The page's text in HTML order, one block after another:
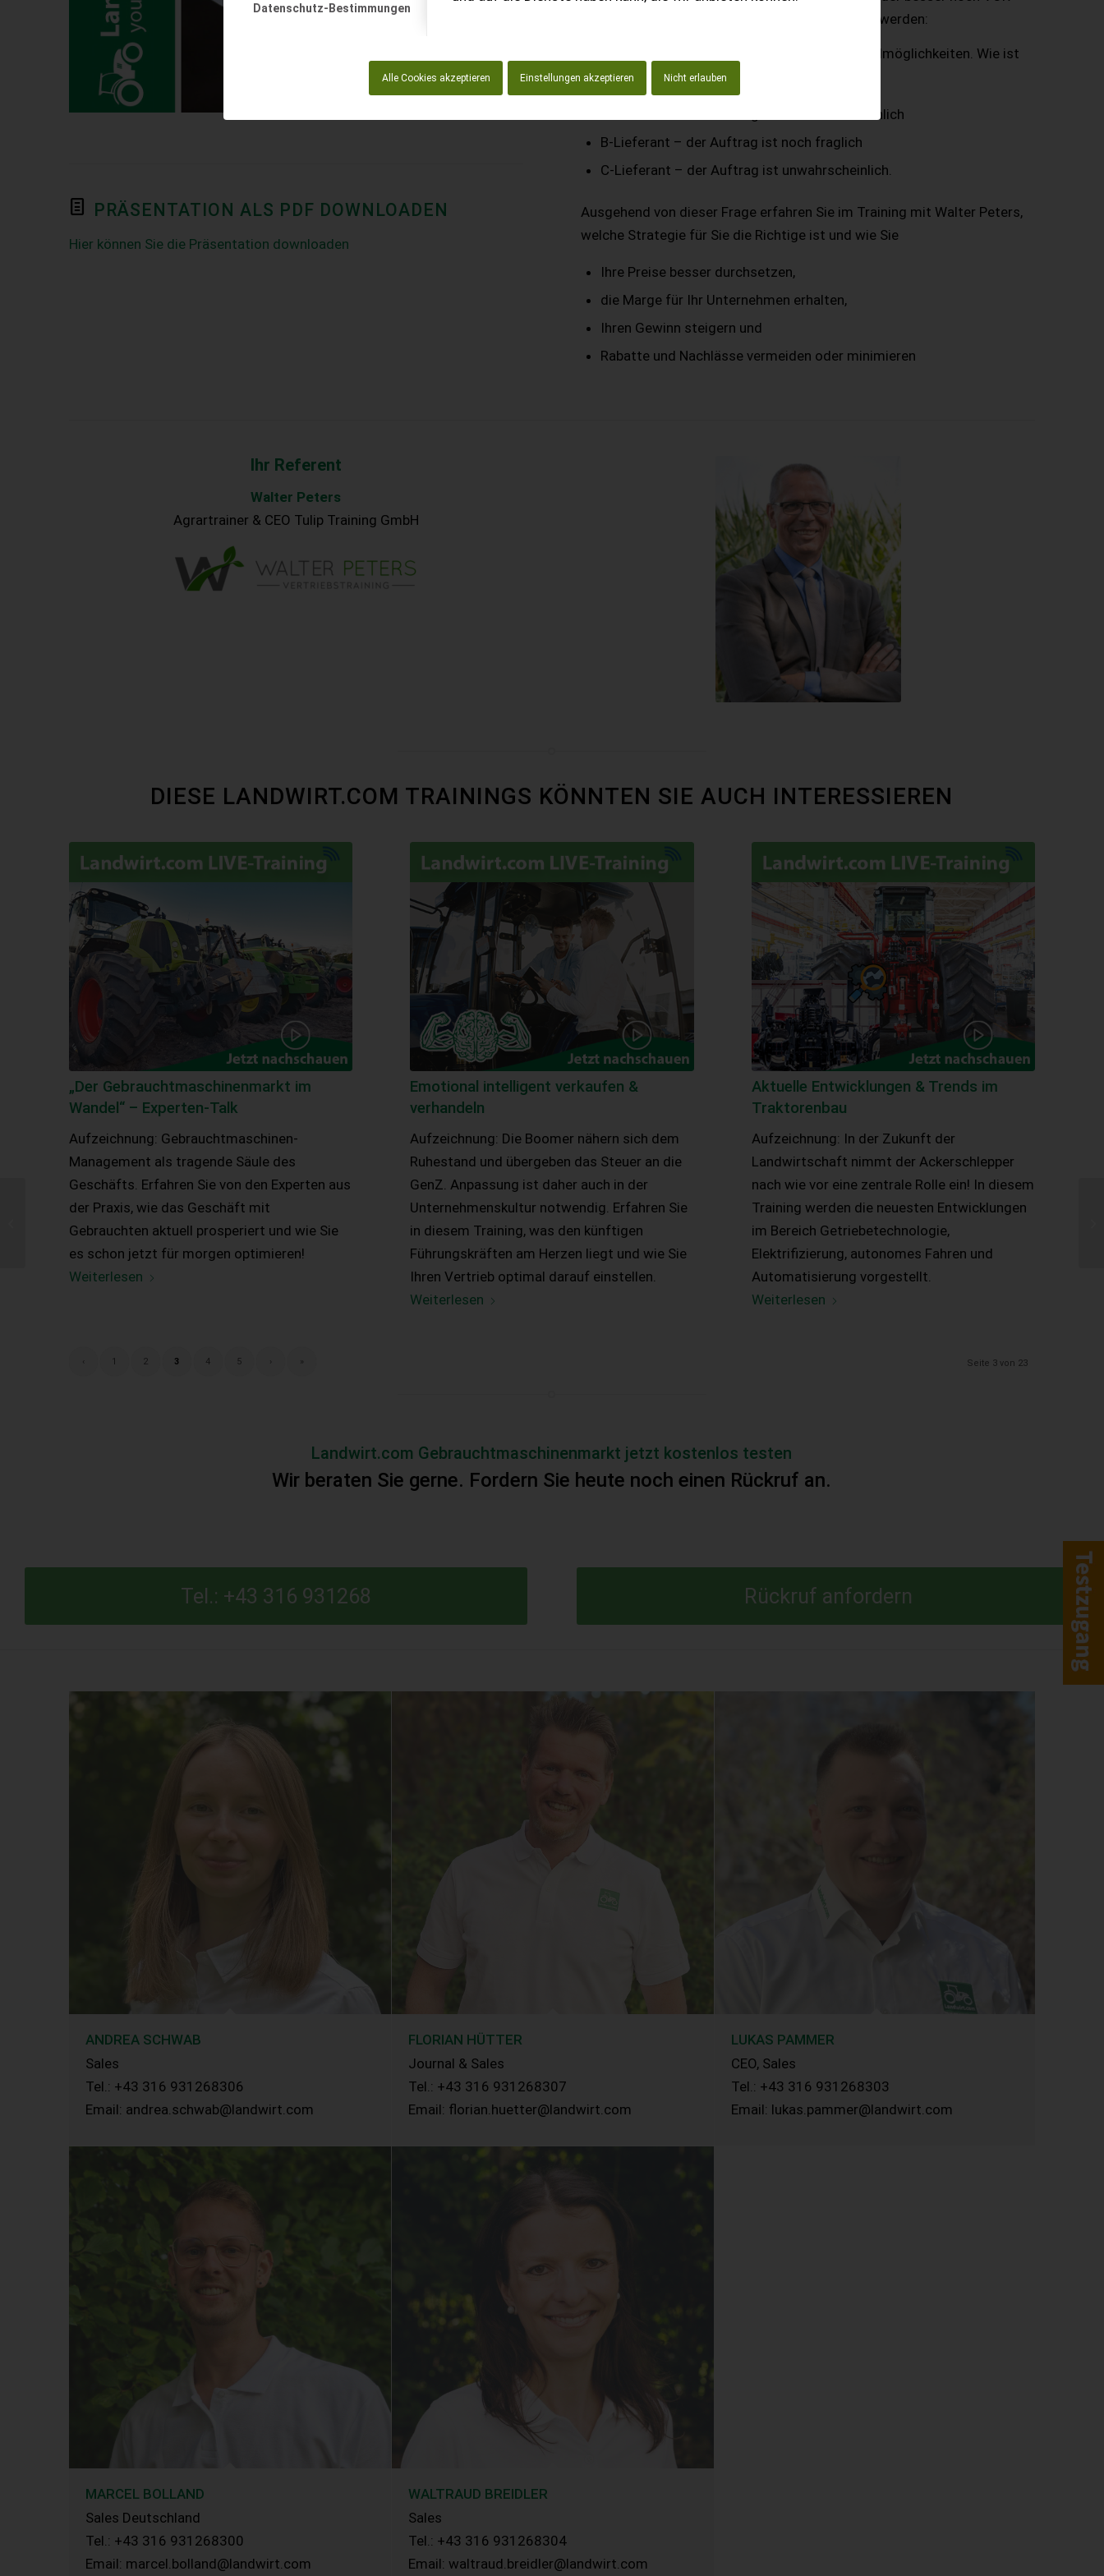
Datenschutz-Bestimmungen
Alle Cookies akzeptieren Einstellungen akzeptieren Nicht erlauben
PRÄSENTATION ALS PDF DOWNLOADEN
Hier können Sie die Präsentation downloaden
einer solchen Situation über einige Dinge klar zu werden:
Der Kunde hat für jeden Bedarf mehrere Auswahlmöglichkeiten. Wie ist
Ihre Position?
A-Lieferant – der Auftrag ist sehr wahrscheinlich
B-Lieferant – der Auftrag ist noch fraglich
C-Lieferant – der Auftrag ist unwahrscheinlich.
Ausgehend von dieser Frage erfahren Sie im Training mit Walter Peters,
welche Strategie für Sie die Richtige ist und wie Sie
Ihre Preise besser durchsetzen,
die Marge für Ihr Unternehmen erhalten,
Ihren Gewinn steigern und
Rabatte und Nachlässe vermeiden oder minimieren
Ihr Referent
Walter Peters
Agrartrainer & CEO Tulip Training GmbH
DIESE LANDWIRT.COM TRAININGS KÖNNTEN SIE AUCH INTERESSIEREN
„Der Gebraucht­maschinen­markt im
Wandel“ – Experten-Talk
Aufzeichnung: Gebraucht­maschinen-
Management als tragende Säule des
Geschäfts. Erfahren Sie von den Experten aus
der Praxis, wie das Geschäft mit
Gebrauchten aktuell prosperiert und wie Sie
es schon jetzt für morgen optimieren!
Weiterlesen
Emotional intelligent verkaufen &
verhandeln
Aufzeichnung: Die Boomer nähern sich dem
Ruhestand und übergeben das Steuer an die
GenZ. Anpassung ist daher auch in der
Unternehmenskultur notwendig. Erfahren Sie
in diesem Training, was den künftigen
Führungskräften am Herzen liegt und wie Sie
Ihren Vertrieb optimal darauf einstellen.
Weiterlesen
Aktuelle Entwicklungen & Trends im
Traktorenbau
Aufzeichnung: In der Zukunft der
Landwirtschaft nimmt der Ackerschlepper
nach wie vor eine zentrale Rolle ein! In diesem
Training werden die neuesten Entwicklungen
im Bereich Getriebetechnologie,
Elektrifizierung, autonomes Fahren und
Automatisierung vorgestellt.
Weiterlesen
Seite 3 von 23
‹ 1 2 3 4 5
Landwirt.com Gebrauchtmaschinenmarkt jetzt kostenlos testen
Wir beraten Sie gerne. Fordern Sie heute noch einen Rückruf an.
Tel.: +43 316 931268 Rückruf anfordern
ANDREA SCHWAB
Sales
Tel.: +43 316 931268306
Email: andrea.schwab@landwirt.com
FLORIAN HÜTTER
Journal & Sales
Tel.: +43 316 931268307
Email: florian.huetter@landwirt.com
LUKAS PAMMER
CEO, Sales
Tel.: +43 316 931268303
Email: lukas.pammer@landwirt.com
MARCEL BOLLAND
Sales Deutschland
Tel.: +43 316 931268300
Email: marcel.bolland@landwirt.com
WALTRAUD BREIDLER
Sales
Tel.: +43 316 931268304
Email: waltraud.breidler@landwirt.com
Mitarbeitermotivation –
Was kann ich als